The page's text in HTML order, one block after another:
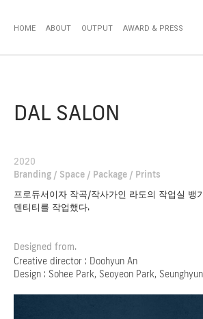
HOME ABOUT OUTPUT AWARD & PRESS
DAL SALON
2020
Branding / Space / Package / Prints
프로듀서이자 작곡/작사가인 라도의 작업실 뱅
덴티티를 작업했다.
Designed from.
Creative director : Doohyun An
Design : Sohee Park, Seoyeon Park,